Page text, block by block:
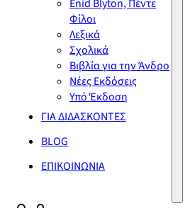
Enid Blyton, Πέντε
Φίλοι
Λεξικά
Σχολικά
Βιβλία για την Άνδρο
Νέες Εκδόσεις
Υπό Έκδοση
ΓΙΑ ΔΙΔΑΣΚΟΝΤΕΣ
BLOG
ΕΠΙΚΟΙΝΩΝΙΑ